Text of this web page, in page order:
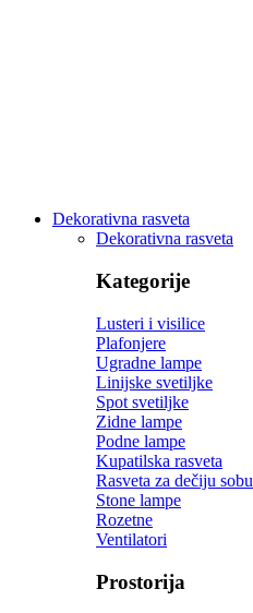
Dekorativna rasveta
Dekorativna rasveta
Kategorije
Lusteri i visilice
Plafonjere
Ugradne lampe
Linijske svetiljke
Spot svetiljke
Zidne lampe
Podne lampe
Kupatilska rasveta
Rasveta za dečiju sobu
Stone lampe
Rozetne
Ventilatori
Prostorija